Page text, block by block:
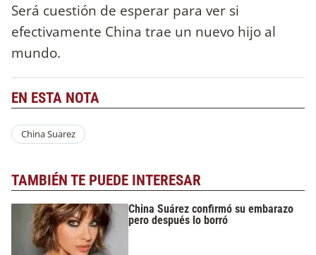
Será cuestión de esperar para ver si
efectivamente China trae un nuevo hijo al
mundo.
EN ESTA NOTA
China Suarez
TAMBIÉN TE PUEDE INTERESAR
China Suárez confirmó su embarazo
pero después lo borró